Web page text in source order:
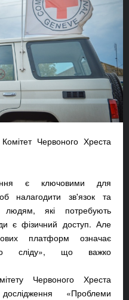
Червоного Хреста
є ключовими для
налагодити зв'язок та
які потребують
є фізичний доступ. Але
платформ означає
сліду», що важко
Червоного Хреста
«Проблеми